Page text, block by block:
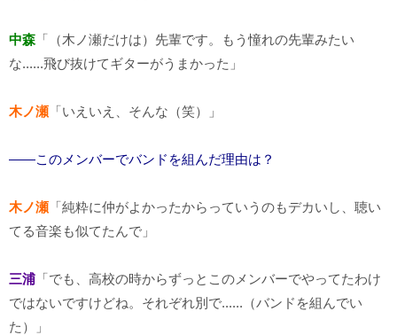
中森 「（木ノ瀬だけは）先輩です。もう憧れの先輩みたい
な......飛び抜けてギターがうまかった」
木ノ瀬 「いえいえ、そんな（笑）」
――このメンバーでバンドを組んだ理由は？
木ノ瀬 「純粋に仲がよかったからっていうのもデカいし、聴い
てる音楽も似てたんで」
三浦 「でも、高校の時からずっとこのメンバーでやってたわけ
ではないですけどね。それぞれ別で......（バンドを組んでい
た）」